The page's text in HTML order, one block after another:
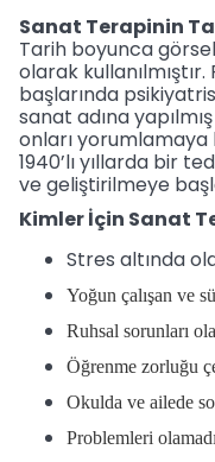
Sanat Terapinin
Tarih boyunca
olarak
başlarında
sanat adına
onları
1940’lı yıllarda bir
ve geliştirilmeye
Kimler İçin Sanat
Stres altında
Yoğun çalışan ve
Ruhsal sorunları
Öğrenme zorluğu
Okulda ve ailede
Problemleri